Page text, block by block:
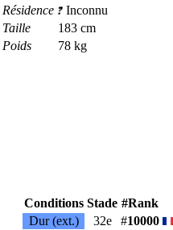
Résidence
Inconnu
Taille
183 cm
Poids
78 kg
Conditions Stade #Rank
Dur (ext.) 32e #10000